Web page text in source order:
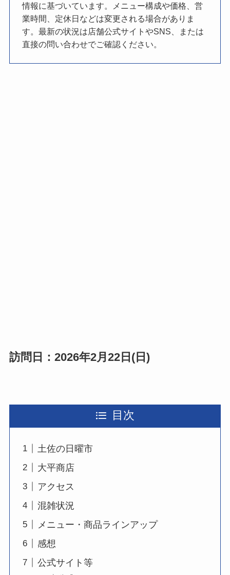
情報に基づいています。メニュー構成や価格、営
業時間、定休日などは変更される場合がありま
す。最新の状況は店舗公式サイトやSNS、または
直接の問い合わせでご確認ください。
訪問日：2026年2月22日(日)
目次
土佐の日曜市
大平商店
アクセス
混雑状況
メニュー・商品ラインアップ
感想
公式サイト等